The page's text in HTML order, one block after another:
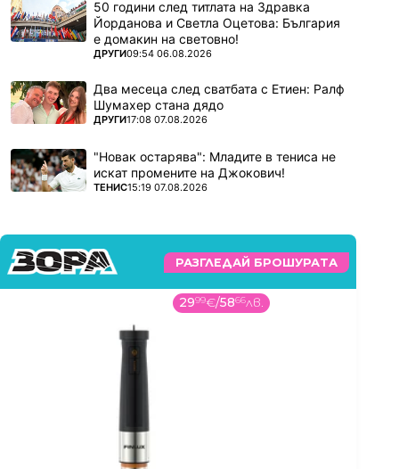
50 години след титлата на Здравка
Йорданова и Светла Оцетова: България
е домакин на световно!
ПОВЕЧЕ ОТ
ДРУГИ09:54 06.08.2026
Два месеца след сватбата с Етиен: Ралф
Шумахер стана дядо
ПОВЕЧЕ ОТ
ДРУГИ17:08 07.08.2026
"Новак остарява": Младите в тениса не
искат промените на Джокович!
ПОВЕЧЕ ОТ
ТЕНИС15:19 07.08.2026
РАЗГЛЕДАЙ БРОШУРАТА
2999€/5866лв.